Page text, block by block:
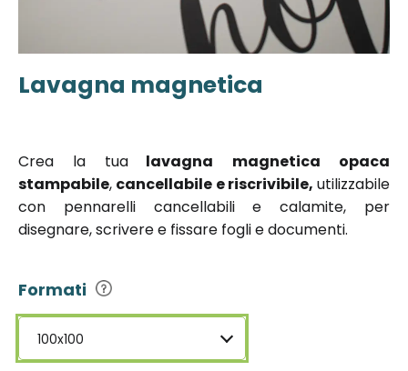
Lavagna magnetica
Vai
immagini
Crea la tualavagna
magnetica opaca
stampabile, cancellabile e riscrivibile, utilizzabile
con pennarelli cancellabili e calamite, per
disegnare, scrivere e fissare fogli e documenti.
Formati
100x100